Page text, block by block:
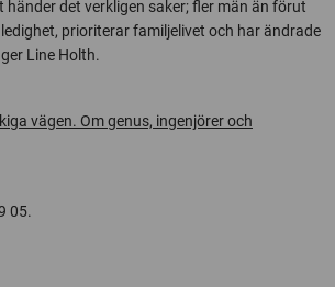
händer det verkligen saker; fler män än förut
prioriterar familjelivet och har ändrade
Line Holth.
vägen. Om genus, ingenjörer och
05.